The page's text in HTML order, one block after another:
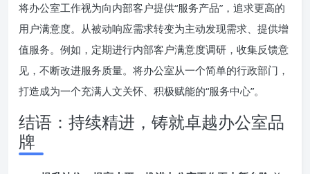
将办公室工作视为向内部客户提供“服务产品”，追求更高的
用户满意度。从被动响应需求转变为主动发现需求、提供增
值服务。例如，定期进行内部客户满意度调研，收集反馈意
见，不断改进服务质量。将办公室从一个简单的行政部门，
打造成为一个充满人文关怀、积极赋能的“服务中心”。
结语：持续精进，铸就卓越办公室品
牌